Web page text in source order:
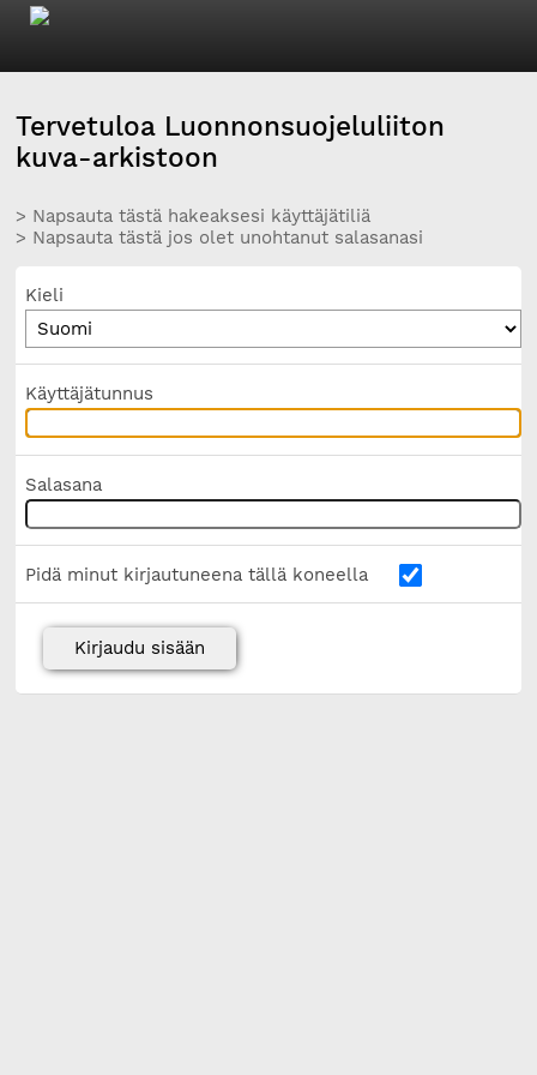
Tervetuloa Luonnonsuojeluliiton
kuva-arkistoon
> Napsauta tästä hakeaksesi käyttäjätiliä
> Napsauta tästä jos olet unohtanut salasanasi
Kieli
Käyttäjätunnus
Salasana
Pidä minut kirjautuneena tällä koneella